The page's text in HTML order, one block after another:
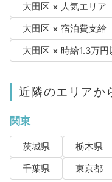
大田区 × 人気エリア
大田区 × 宿泊費支給
大田区 × 時給1.3万円
近隣のエリアか
関東
茨城県 栃木県
千葉県
東京都